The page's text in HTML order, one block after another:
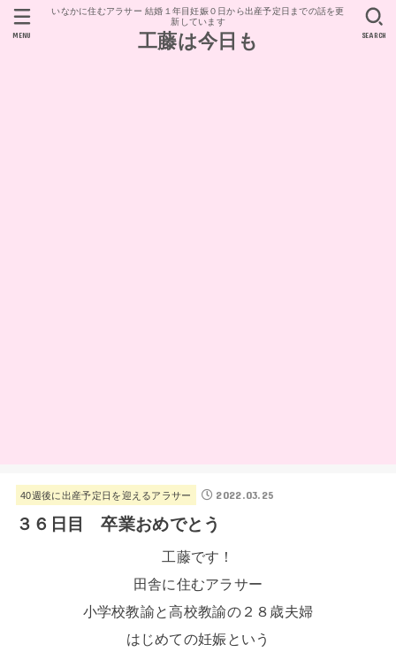
いなかに住むアラサー 結婚１年目妊娠０日から出産予定日までの話を更
新しています
工藤は今日も SEARCH
MENU
40週後に出産予定日を迎えるアラサー 2022.03.25
３６日目 卒業おめでとう
工藤です！
田舎に住むアラサー
小学校教諭と高校教諭の２８歳夫婦
はじめての妊娠という